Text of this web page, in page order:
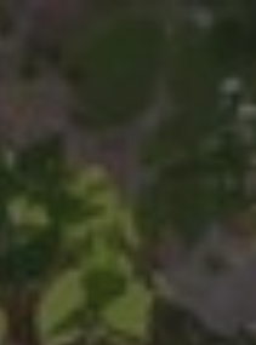
Panneau de gestion des cookies